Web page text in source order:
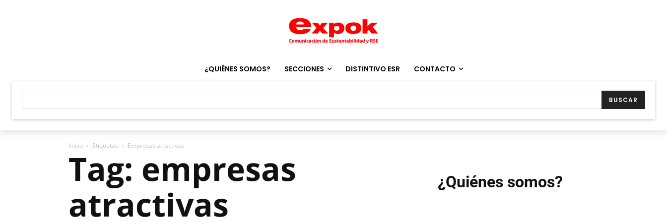
¿QUIÉNES SOMOS? SECCIONES DISTINTIVO ESR CONTACTO
BUSCAR
Inicio Etiquetas Empresas atractivas
Tag: empresas
atractivas
¿Quiénes somos?